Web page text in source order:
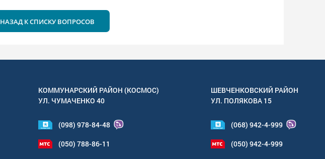
НАЗАД К СПИСКУ ВОПРОСОВ
КОММУНАРСКИЙ РАЙОН (КОСМОС)
УЛ. ЧУМАЧЕНКО 40
(098) 978-84-48
(050) 788-86-11
ШЕВЧЕНКОВСКИЙ РАЙОН
УЛ. ПОЛЯКОВА 15
(068) 942-4-999
(050) 942-4-999